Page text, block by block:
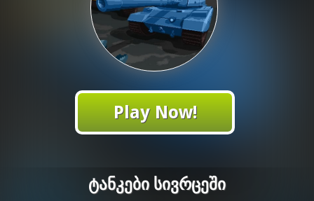
Play Now!
Ტანკები Სივრცეში